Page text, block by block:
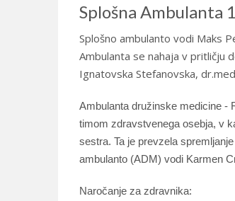
Splošna Ambulanta
Splošno ambulanto vodi Maks
Ambulanta se nahaja v pritličju
Ignatovska Stefanovska,
Ambulanta družinske medicine -
timom zdravstvenega osebja, v
sestra. Ta je prevzela
ambulanto (ADM) vodi Karmen
Naročanje za zdravnika: